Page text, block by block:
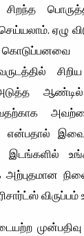
ஏழு
என்பதால்
இடங்களில்
அற்புதமான